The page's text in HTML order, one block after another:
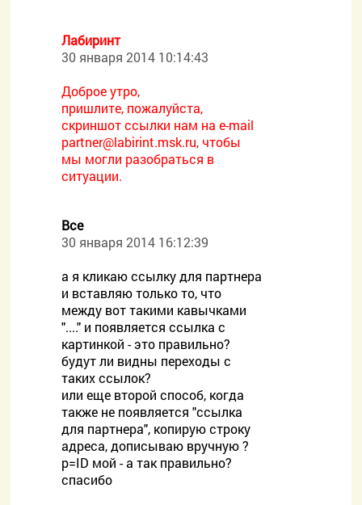
Лабиринт
30 января 2014 10:14:43
Доброе утро,
пришлите, пожалуйста,
скриншот ссылки нам на e-mail
partner@labirint.msk.ru, чтобы
мы могли разобраться в
ситуации.
Все
30 января 2014 16:12:39
а я кликаю ссылку для партнера
и вставляю только то, что
между вот такими кавычками
"...." и появляется ссылка с
картинкой - это правильно?
будут ли видны переходы с
таких ссылок?
или еще второй способ, когда
также не появляется "ссылка
для партнера", копирую строку
адреса, дописываю вручную ?
p=ID мой - а так правильно?
спасибо